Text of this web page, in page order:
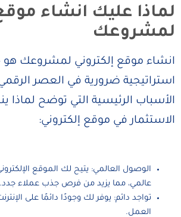
لماذا عليك انشاء
لمشروعك
انشاء موقع إلكتروني لمشروعك
استراتيجية ضرورية في العصر
الأسباب الرئيسية التي توضح لماذا
الاستثمار في موقع إلكتروني:
الوصول العالمي: يتيح لك الموقع
عالمي، مما يزيد من فرص جذب عملاء جدد.
تواجد دائم: يوفر لك وجودًا دائمًا على
العمل.